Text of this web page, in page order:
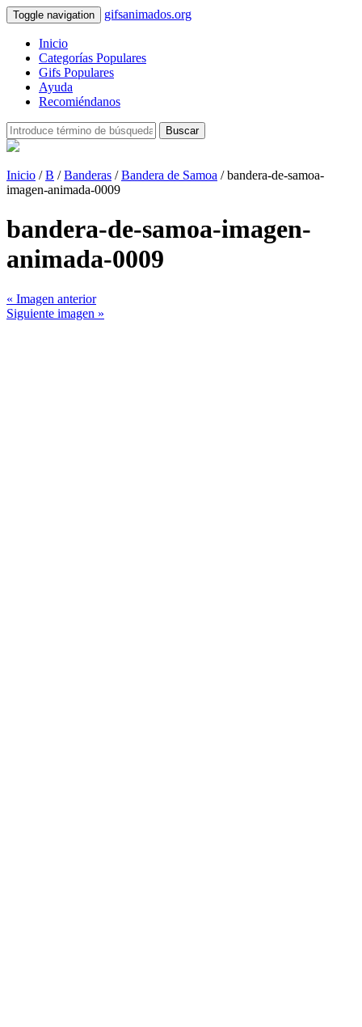
Toggle navigation gifsanimados.org
Inicio
Categorías Populares
Gifs Populares
Ayuda
Recomiéndanos
Buscar
Inicio /B /Banderas /Bandera de Samoa / bandera-de-samoa-
imagen-animada-0009
bandera-de-samoa-imagen-
animada-0009
« Imagen anterior
Siguiente imagen »